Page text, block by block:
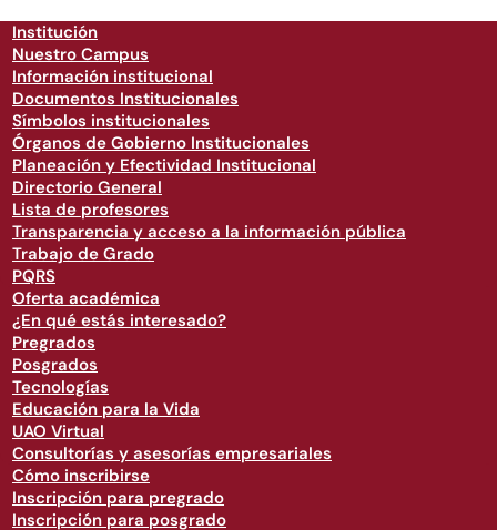
Institución
Nuestro Campus
Información institucional
Documentos Institucionales
Símbolos institucionales
Órganos de Gobierno Institucionales
Planeación y Efectividad Institucional
Directorio General
Lista de profesores
Transparencia y acceso a la información pública
Trabajo de Grado
PQRS
Oferta académica
¿En qué estás interesado?
Pregrados
Posgrados
Tecnologías
Educación para la Vida
UAO Virtual
Consultorías y asesorías empresariales
Cómo inscribirse
Inscripción para pregrado
Inscripción para posgrado